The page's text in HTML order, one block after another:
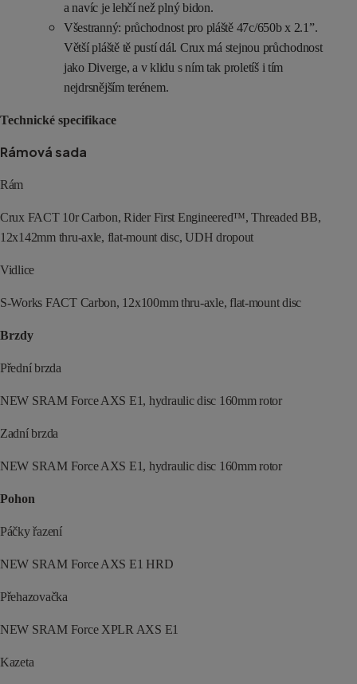
a navíc je lehčí než plný bidon.
Všestranný: průchodnost pro pláště 47c/650b x 2.1”.
Větší pláště tě pustí dál. Crux má stejnou průchodnost
jako Diverge, a v klidu s ním tak proletíš i tím
nejdrsnějším terénem.
Technické specifikace
Rámová sada
Rám
Crux FACT 10r Carbon, Rider First Engineered™, Threaded BB,
12x142mm thru-axle, flat-mount disc, UDH dropout
Vidlice
S-Works FACT Carbon, 12x100mm thru-axle, flat-mount disc
Brzdy
Přední brzda
NEW SRAM Force AXS E1, hydraulic disc 160mm rotor
Zadní brzda
NEW SRAM Force AXS E1, hydraulic disc 160mm rotor
Pohon
Páčky řazení
NEW SRAM Force AXS E1 HRD
Přehazovačka
NEW SRAM Force XPLR AXS E1
Kazeta